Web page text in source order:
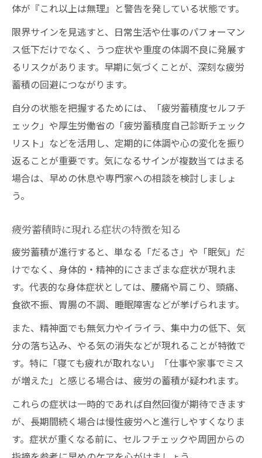
体が『これ以上は無理』と警告を発している状態です。
限界サインを見逃すと、日常生活や仕事のパフォーマン
ス低下だけでなく、うつ症状や重度の体調不良に発展す
るリスクがあります。早期に気づくことが、深刻な疲労
蓄積の回避につながります。
自分の状態を把握するためには、「疲労蓄積度セルフチ
ェック」や厚生労働省の「疲労蓄積度自己診断チェック
リスト」などを活用し、定期的に体調や心の変化を振り
返ることが重要です。気になるサインが複数当てはまる
場合は、早めの休息や専門家への相談を検討しましょ
う。
疲労蓄積時に現れる症状の特徴を知る
疲労蓄積が進行すると、単なる「だるさ」や「眠気」だ
けでなく、身体的・精神的にさまざまな症状が現れま
す。代表的な身体症状としては、腰痛や肩こり、頭痛、
食欲不振、胃腸の不調、睡眠障害などが挙げられます。
また、精神面でも無気力やイライラ、集中力の低下、気
分の落ち込み、やる気の消失などが現れることが特徴で
す。特に「寝ても疲れが取れない」「仕事や家事でミス
が増えた」と感じる場合は、疲労の蓄積が疑われます。
これらの症状は一時的であれば自然回復が期待できます
が、長期間続く場合は慢性疲労へと進行しやすくなりま
す。症状が重くなる前に、セルフチェックや周囲からの